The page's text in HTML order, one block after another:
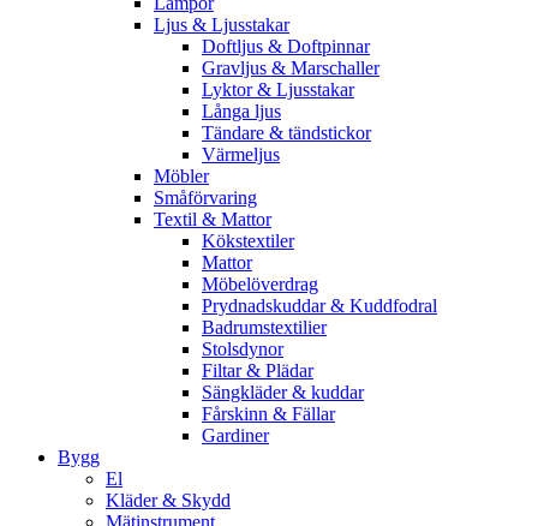
Ljus & Ljusstakar
Doftljus & Doftpinnar
Gravljus & Marschaller
Lyktor & Ljusstakar
Långa ljus
Tändare & tändstickor
Värmeljus
Möbler
Småförvaring
Textil & Mattor
Kökstextiler
Mattor
Möbelöverdrag
Prydnadskuddar & Kuddfodral
Badrumstextilier
Stolsdynor
Filtar & Plädar
Sängkläder & kuddar
Fårskinn & Fällar
Gardiner
Bygg
El
Kläder & Skydd
Mätinstrument